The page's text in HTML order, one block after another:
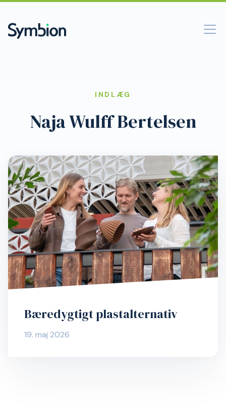
INDLÆG
Naja Wulff Bertelsen
Bæredygtigt plastalternativ
19. maj 2026